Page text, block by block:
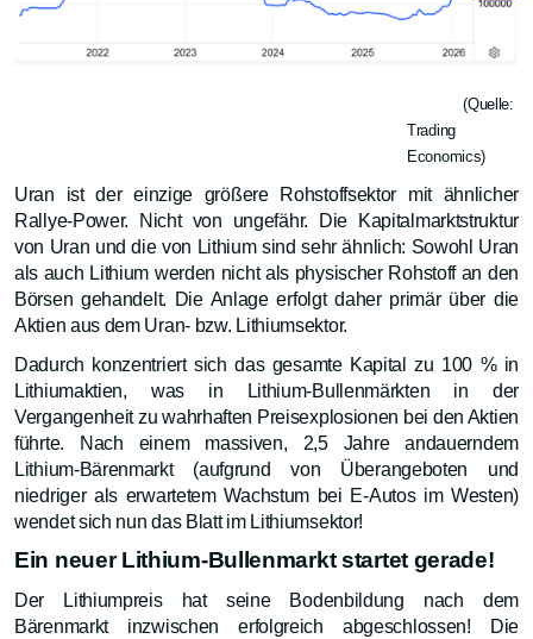
(Quelle:
Trading
Economics)
Uran ist der einzige größere Rohstoffsektor mit ähnlicher
Rallye-Power. Nicht von ungefähr. Die Kapitalmarktstruktur
von Uran und die von Lithium sind sehr ähnlich: Sowohl Uran
als auch Lithium werden nicht als physischer Rohstoff an den
Börsen gehandelt. Die Anlage erfolgt daher primär über die
Aktien aus dem Uran- bzw. Lithiumsektor.
Dadurch konzentriert sich das gesamte Kapital zu 100 % in
Lithiumaktien, was in Lithium-Bullenmärkten in der
Vergangenheit zu wahrhaften Preisexplosionen bei den Aktien
führte. Nach einem massiven, 2,5 Jahre andauerndem
Lithium-Bärenmarkt (aufgrund von Überangeboten und
niedriger als erwartetem Wachstum bei E-Autos im Westen)
wendet sich nun das Blatt im Lithiumsektor!
Ein neuer Lithium-Bullenmarkt startet gerade!
Der Lithiumpreis hat seine Bodenbildung nach dem
Bärenmarkt inzwischen erfolgreich abgeschlossen! Die